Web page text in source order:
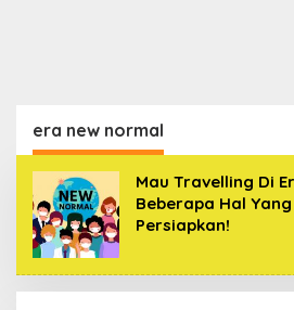
era new normal
Mau Travelling Di
Beberapa Hal
Persiapkan!